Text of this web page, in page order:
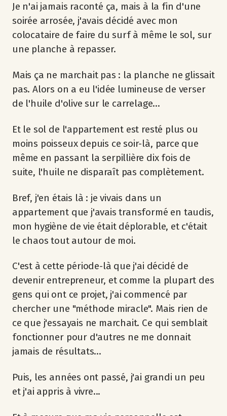
Je n'ai jamais raconté ça, mais à la fin d'une
soirée arrosée, j'avais décidé avec mon
colocataire de faire du surf à même le sol, sur
une planche à repasser.
Mais ça ne marchait pas : la planche ne glissait
pas. Alors on a eu l'idée lumineuse de verser
de l'huile d'olive sur le carrelage...
Et le sol de l'appartement est resté plus ou
moins poisseux depuis ce soir-là, parce que
même en passant la serpillière dix fois de
suite, l'huile ne disparaît pas complètement.
Bref, j'en étais là : je vivais dans un
appartement que j'avais transformé en taudis,
mon hygiène de vie était déplorable, et c'était
le chaos tout autour de moi.
C'est à cette période-là que j'ai décidé de
devenir entrepreneur, et comme la plupart des
gens qui ont ce projet, j'ai commencé par
chercher une "méthode miracle". Mais rien de
ce que j'essayais ne marchait. Ce qui semblait
fonctionner pour d'autres ne me donnait
jamais de résultats...
Puis, les années ont passé, j'ai grandi un peu
et j'ai appris à vivre...